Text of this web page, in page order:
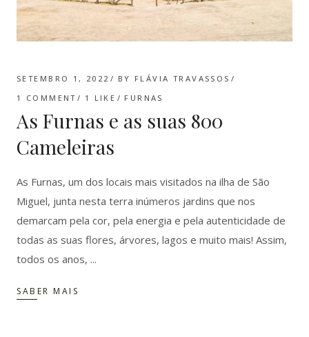
SETEMBRO 1, 2022 BY FLÁVIA TRAVASSOS
1 COMMENT
1 LIKE FURNAS
As Furnas e as suas 800
Cameleiras
As Furnas, um dos locais mais visitados na ilha de São
Miguel, junta nesta terra inúmeros jardins que nos
demarcam pela cor, pela energia e pela autenticidade de
todas as suas flores, árvores, lagos e muito mais! Assim,
todos os anos,
SABER MAIS